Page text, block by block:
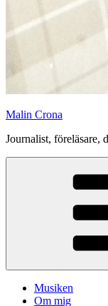
Malin Crona
Journalist, föreläsare,
Musiken
Om mig